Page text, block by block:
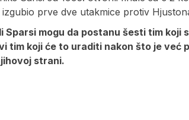
prve dve utakmice protiv
Sparsi mogu da postanu šesti tim koji
tim koji će to uraditi nakon što je već
strani.